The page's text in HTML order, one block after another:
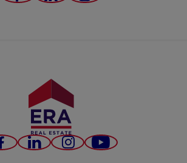
https://https://https://
Facebook
LinkedInInstagramYouTube